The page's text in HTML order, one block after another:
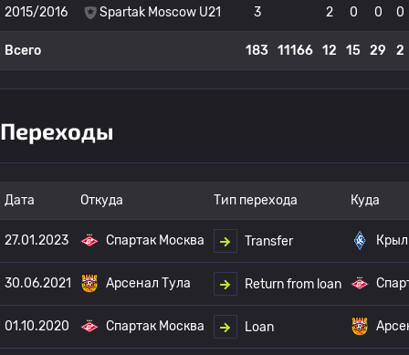
2015/2016 Spartak Moscow U21 3 2 0 0 0
Всего 183 11166 12 15 29 2
Переходы
Дата Откуда Тип перехода Куда
27.01.2023 Спартак Москва Transfer
30.06.2021 Арсенал Тула Return from loan
01.10.2020 Спартак Москва Loan